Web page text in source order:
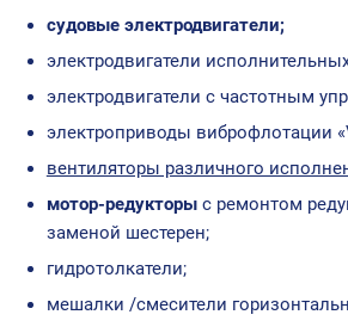
судовые электродвигатели;
электродвигатели
электродвигатели с частотным
электроприводы виброфлотации
вентиляторы различного
мотор-редукторы с ремонтом
заменой шестерен;
гидротолкатели;
мешалки /смесители